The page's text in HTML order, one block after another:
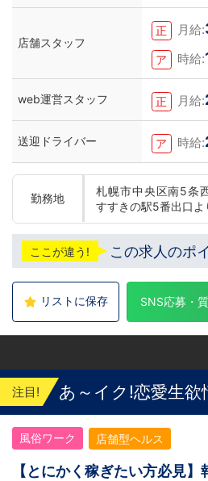
店舗スタッフ
正 月給:
ア 時給:
web運営スタッフ 正 月給:
送迎ドライバー ア 時給:
勤務地
札幌市中央区南5条
すすきの駅5番出口より徒歩3
望の勤務地をお伺い
します。 入社後の転
いたします。 ■札幌エリア：北海道札幌市 地
下鉄南北線すすきの駅 ■横浜エリア：神
県横浜市中区 ・京急
・市営地下鉄阪東橋
ここが違う! この求人のポ
リストに保存 SNS応募・
注目! あ～イク!恋愛生欲
風俗ワーク 店舗型ヘルス
【とにかく稼ぎたい方必見